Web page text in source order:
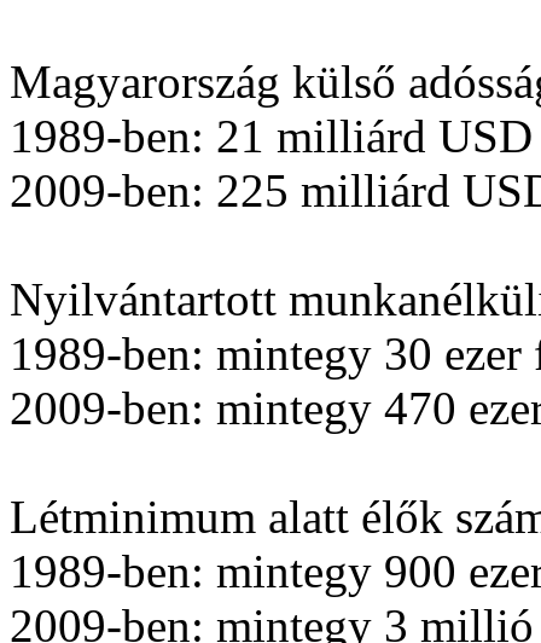
Magyarország külső
1989-ben: 21 milliárd USD
2009-ben: 225 milliárd
Nyilvántartott
1989-ben: mintegy 30 ezer
2009-ben: mintegy 470
Létminimum alatt élők
1989-ben: mintegy 900
2009-ben: mintegy 3